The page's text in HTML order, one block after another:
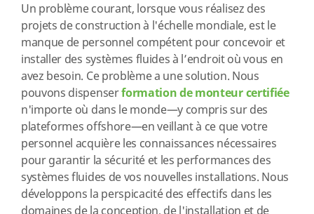
Un problème courant, lorsque vous réalisez des
projets de construction à l'échelle mondiale, est le
manque de personnel compétent pour concevoir et
installer des systèmes fluides à l’endroit où vous en
avez besoin. Ce problème a une solution. Nous
pouvons dispenserformation de monteur certifiée
n'importe où dans le monde—y compris sur des
plateformes offshore—en veillant à ce que votre
personnel acquière les connaissances nécessaires
pour garantir la sécurité et les performances des
systèmes fluides de vos nouvelles installations. Nous
développons la perspicacité des effectifs dans les